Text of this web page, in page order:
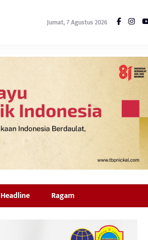
Jumat, 7 Agustus 2026
Headline Ragam